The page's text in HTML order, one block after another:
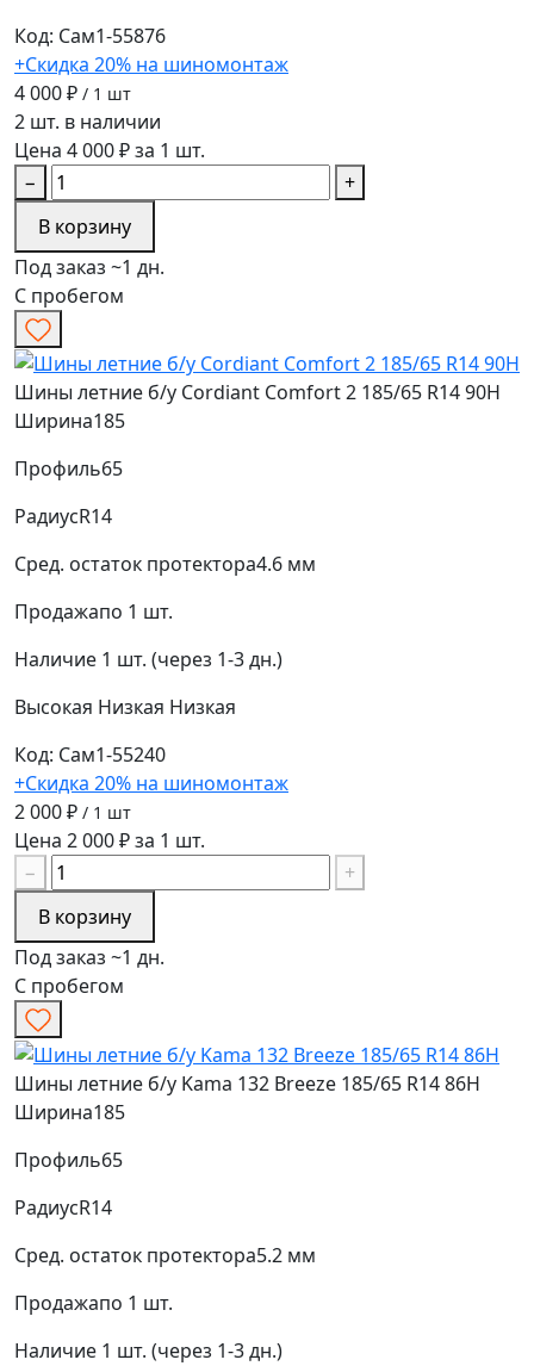
Код: Сам1-55876
+Скидка 20% на шиномонтаж
4 000 ₽ / 1 шт
2 шт. в наличии
Цена 4 000 ₽ за 1 шт.
−
+
В корзину
Под заказ ~1 дн.
С пробегом
Шины летние б/у Cordiant Comfort 2 185/65 R14 90H
Ширина185
Профиль65
РадиусR14
Сред. остаток протектора4.6 мм
Продажапо 1 шт.
Наличие 1 шт. (через 1-3 дн.)
Высокая Низкая Низкая
Код: Сам1-55240
+Скидка 20% на шиномонтаж
2 000 ₽ / 1 шт
Цена 2 000 ₽ за 1 шт.
−
+
В корзину
Под заказ ~1 дн.
С пробегом
Шины летние б/у Kama 132 Breeze 185/65 R14 86H
Ширина185
Профиль65
РадиусR14
Сред. остаток протектора5.2 мм
Продажапо 1 шт.
Наличие 1 шт. (через 1-3 дн.)